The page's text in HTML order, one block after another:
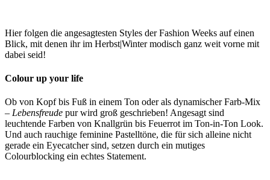
Hier folgen die angesagtesten Styles der Fashion Weeks auf einen
Blick, mit denen ihr im Herbst|Winter modisch ganz weit vorne mit
dabei seid!
Colour up your life
Ob von Kopf bis Fuß in einem Ton oder als dynamischer Farb-Mix
– Lebensfreude pur wird groß geschrieben! Angesagt sind
leuchtende Farben von Knallgrün bis Feuerrot im Ton-in-Ton Look.
Und auch rauchige feminine Pastelltöne, die für sich alleine nicht
gerade ein Eyecatcher sind, setzen durch ein mutiges
Colourblocking ein echtes Statement.